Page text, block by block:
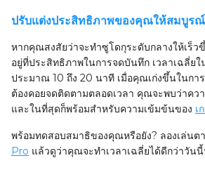
ปรับแต่งประสิทธิภาพของคุณให้สมบูร
หากคุณสงสัยว่าจะทำซูโดกุระดับกลางให้เร็ว
อยู่ที่ประสิทธิภาพในการจดบันทึก เวลาเฉลี่ย
ประมาณ 10 ถึง 20 นาที เมื่อคุณเก่งขึ้นในกา
ต้องคอยจดติดตามตลอดเวลา คุณจะพบว่าคว
และในที่สุดก็พร้อมสำหรับความเข้มข้นของ เ
พร้อมทดสอบสมาธิของคุณหรือยัง? ลองเล่นต
Pro แล้วดูว่าคุณจะทำเวลาเฉลี่ยได้ดีกว่าวันนี้